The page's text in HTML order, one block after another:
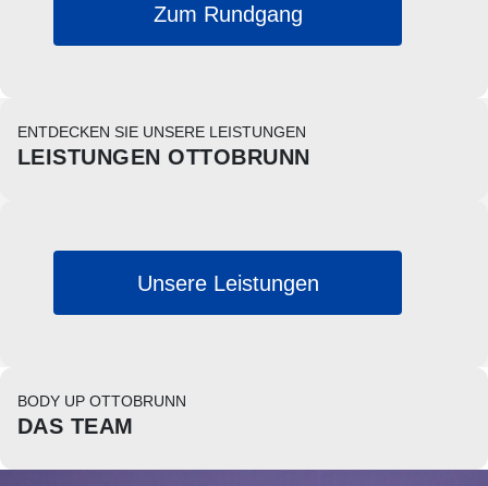
Zum Rundgang
ENTDECKEN SIE UNSERE LEISTUNGEN
LEISTUNGEN OTTOBRUNN
Unsere Leistungen
BODY UP OTTOBRUNN
DAS TEAM